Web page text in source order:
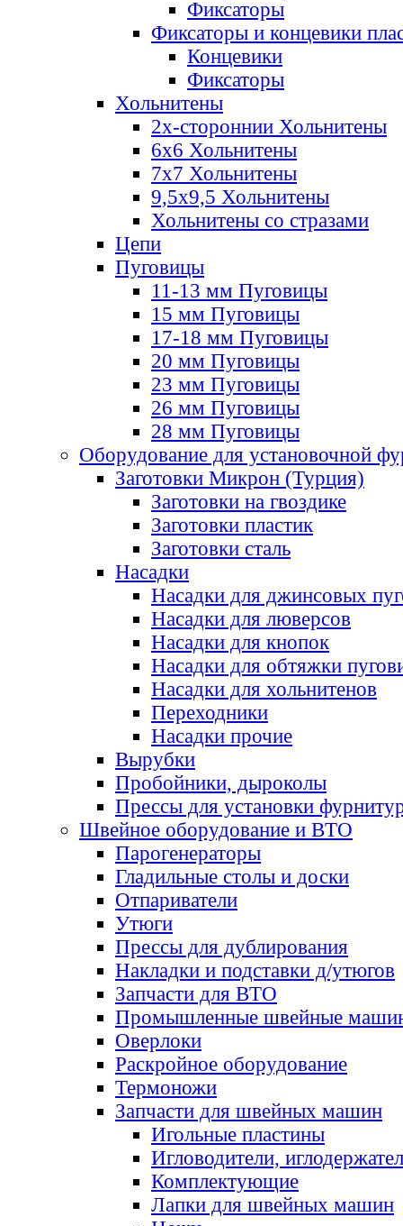
Фиксаторы
Фиксаторы и концевики
Концевики
Фиксаторы
Хольнитены
2х-стороннии Хольнитены
6х6 Хольнитены
7х7 Хольнитены
9,5х9,5 Хольнитены
Хольнитены со стразами
Цепи
Пуговицы
11-13 мм Пуговицы
15 мм Пуговицы
17-18 мм Пуговицы
20 мм Пуговицы
23 мм Пуговицы
26 мм Пуговицы
28 мм Пуговицы
Оборудование для установочной
Заготовки Микрон (Турция)
Заготовки на гвоздике
Заготовки пластик
Заготовки сталь
Насадки
Насадки для джинсовых
Насадки для люверсов
Насадки для кнопок
Насадки для обтяжки
Насадки для хольнитенов
Переходники
Насадки прочие
Вырубки
Пробойники, дыроколы
Прессы для установки
Швейное оборудование и ВТО
Парогенераторы
Гладильные столы и доски
Отпариватели
Утюги
Прессы для дублирования
Накладки и подставки д/утюгов
Запчасти для ВТО
Промышленные швейные
Оверлоки
Раскройное оборудование
Термоножи
Запчасти для швейных машин
Игольные пластины
Игловодители,
Комплектующие
Лапки для швейных машин